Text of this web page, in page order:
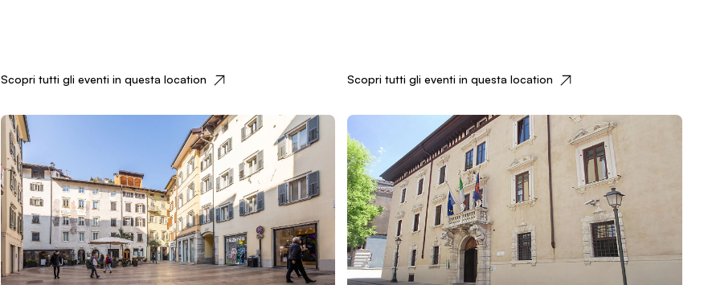
Scopri tutti gli eventi in questa location Scopri tutti gli eventi in questa location